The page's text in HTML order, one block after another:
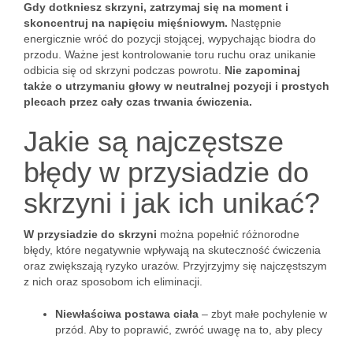
Gdy dotkniesz skrzyni, zatrzymaj się na moment i
skoncentruj na napięciu mięśniowym. Następnie
energicznie wróć do pozycji stojącej, wypychając biodra do
przodu. Ważne jest kontrolowanie toru ruchu oraz unikanie
odbicia się od skrzyni podczas powrotu. Nie zapominaj
także o utrzymaniu głowy w neutralnej pozycji i prostych
plecach przez cały czas trwania ćwiczenia.
Jakie są najczęstsze
błędy w przysiadzie do
skrzyni i jak ich unikać?
W przysiadzie do skrzyni można popełnić różnorodne
błędy, które negatywnie wpływają na skuteczność ćwiczenia
oraz zwiększają ryzyko urazów. Przyjrzyjmy się najczęstszym
z nich oraz sposobom ich eliminacji.
Niewłaściwa postawa ciała – zbyt małe pochylenie w
przód. Aby to poprawić, zwróć uwagę na to, aby plecy